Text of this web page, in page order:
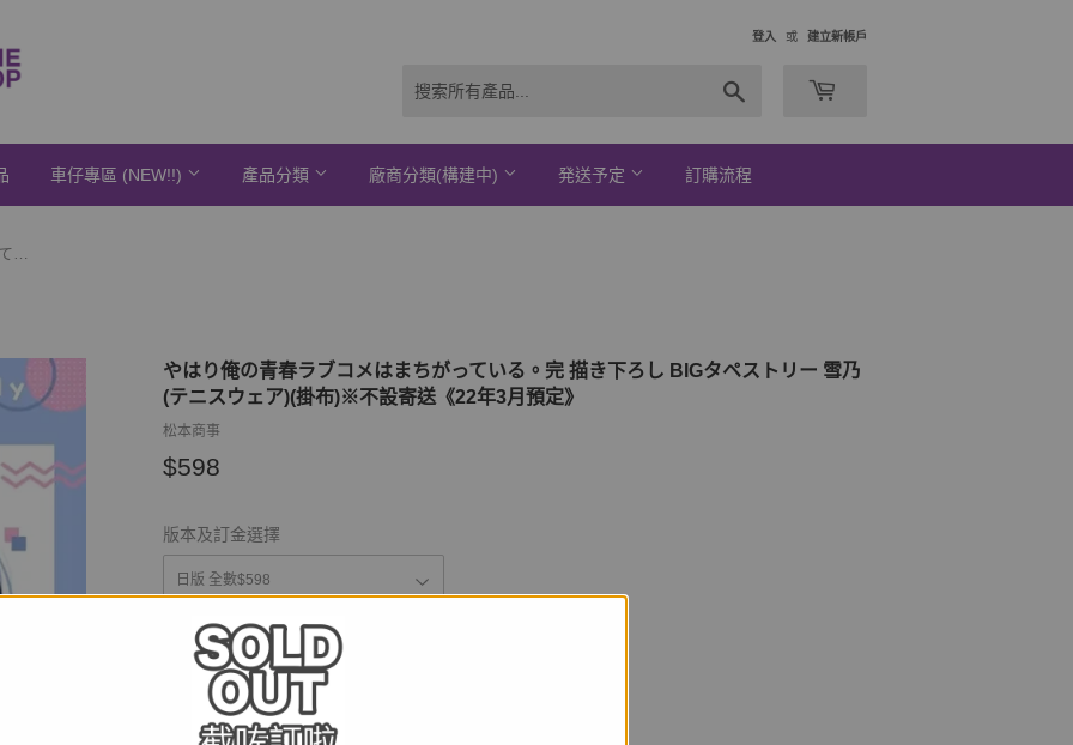
登入 或 建立新帳戶
車仔專區 (NEW!!) 產品分類 廠商分類(構建中) 発送予定 訂購流程
やはり俺の青春ラブコメはまちがっている。完 描き下ろし BIGタペストリー 雪乃(テニスウェア)(掛布)※不設寄送《22年3月預定》
やはり俺の青春ラブコメはまちがっている。完 描き下ろし BIGタペストリー 雪乃
(テニスウェア)(掛布)※不設寄送《22年3月預定》
松本商事
$598
版本及訂金選擇
運送及店取pt